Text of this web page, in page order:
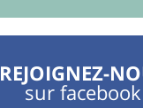
REJOIGNEZ-
sur facebook